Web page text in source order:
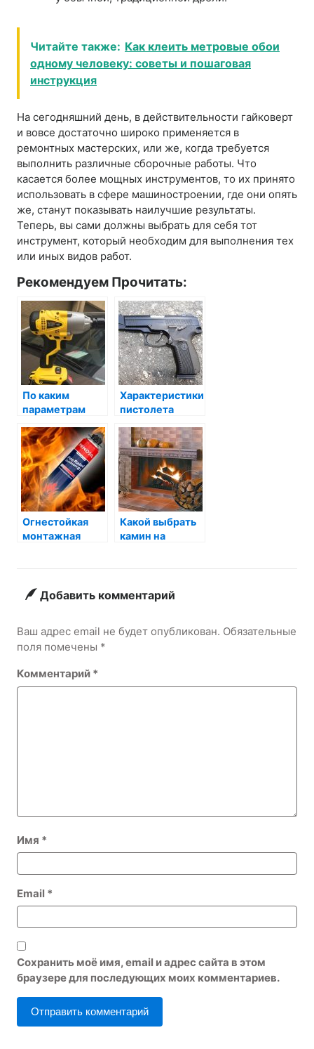
Читайте также: Как клеить метровые обои
одному человеку: советы и пошаговая
инструкция
На сегодняшний день, в действительности гайковерт
и вовсе достаточно широко применяется в
ремонтных мастерских, или же, когда требуется
выполнить различные сборочные работы. Что
касается более мощных инструментов, то их принято
использовать в сфере машиностроении, где они опять
же, станут показывать наилучшие результаты.
Теперь, вы сами должны выбрать для себя тот
инструмент, который необходим для выполнения тех
или иных видов работ.
Рекомендуем Прочитать:
По каким
параметрам
гайковёрты?
Характеристики
пистолета
Огнестойкая
монтажная
Какой выбрать
камин на
Добавить комментарий
Ваш адрес email не будет опубликован. Обязательные
поля помечены *
Комментарий *
Имя *
Email *
Сохранить моё имя, email и адрес сайта в этом
браузере для последующих моих комментариев.